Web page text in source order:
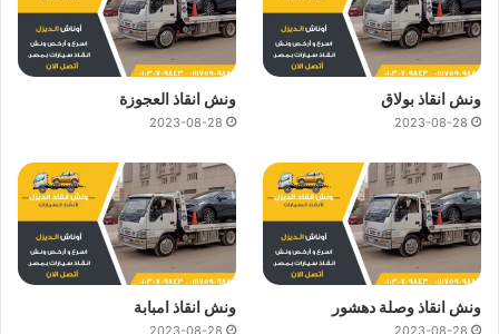
ونش انقاذ بولاق
2023-08-28
ونش انقاذ العجوزة
2023-08-28
ونش انقاذ وصلة دهشور ونش انقاذ امبابة